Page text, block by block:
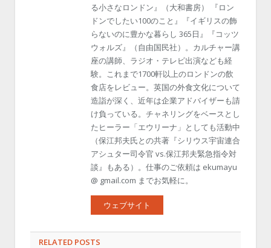
る小さなロンドン』（大和書房） 『ロン
ドンでしたい100のこと』『イギリスの飾
らないのに豊かな暮らし 365日』『コッツ
ウォルズ』（自由国民社）。カルチャー講
座の講師、ラジオ・テレビ出演なども経
験。これまで1700軒以上のロンドンの飲
食店をレビュー。英国の外食文化について
造詣が深く、近年は企業アドバイザーも請
け負っている。チャネリングをベースとし
たヒーラー「エウリーナ」としても活動中
（保江邦夫氏との共著『シリウス宇宙連合
アシュター司令官 vs.保江邦夫緊急指令対
談』もある）。仕事のご依頼は ekumayu
@ gmail.com までお気軽に。
ウェブサイト
RELATED POSTS